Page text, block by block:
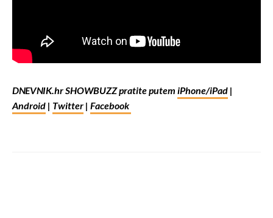
DNEVNIK.hr SHOWBUZZ pratite putem iPhone/iPad |
Android | Twitter | Facebook